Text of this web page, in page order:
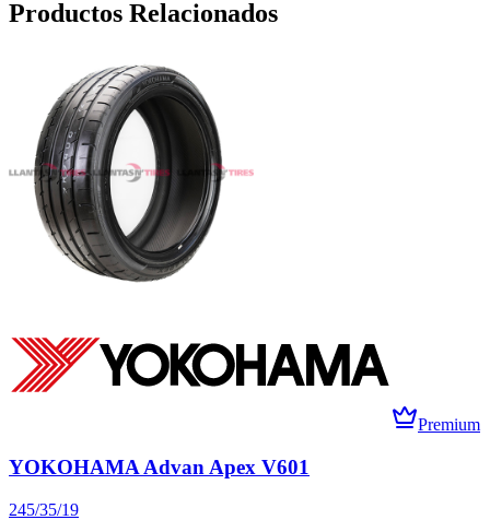
Productos Relacionados
Premium
YOKOHAMA Advan Apex V601
245/35/19